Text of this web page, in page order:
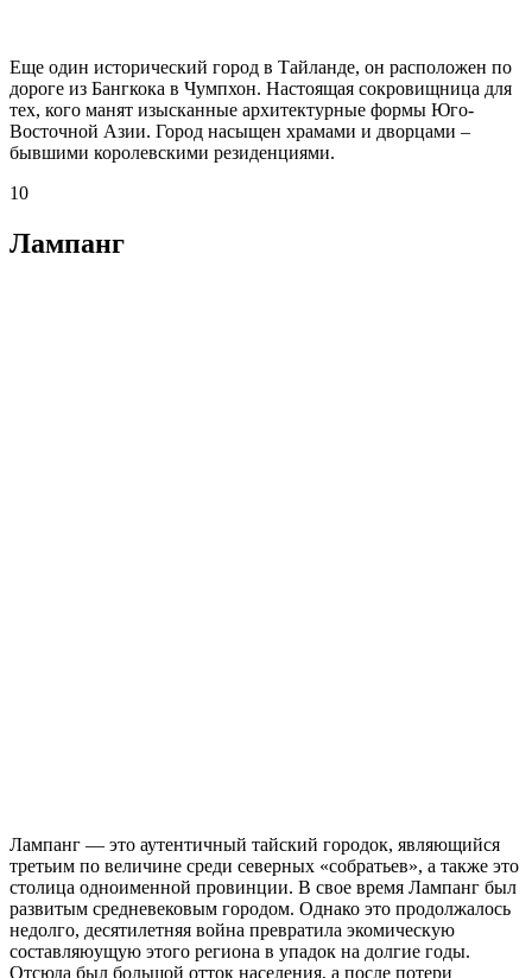
Еще один исторический город в Тайланде, он расположен по
дороге из Бангкока в Чумпхон. Настоящая сокровищница для
тех, кого манят изысканные архитектурные формы Юго-
Восточной Азии. Город насыщен храмами и дворцами –
бывшими королевскими резиденциями.
10
Лампанг
Лампанг — это аутентичный тайский городок, являющийся
третьим по величине среди северных «собратьев», а также это
столица одноименной провинции. В свое время Лампанг был
развитым средневековым городом. Однако это продолжалось
недолго, десятилетняя война превратила экомическую
составляюущую этого региона в упадок на долгие годы.
Отсюда был большой отток населения, а после потери